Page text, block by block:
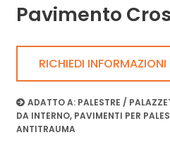
Pavimento
RICHIEDI INFORMAZIONI
ADATTO A: PALESTRE /
DA INTERNO, PAVIMENTI PER
ANTITRAUMA